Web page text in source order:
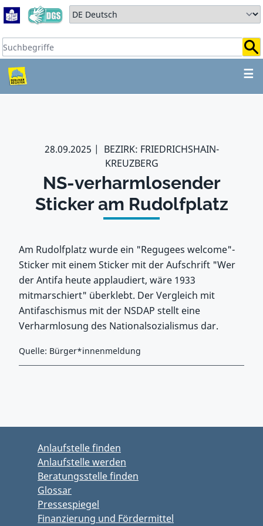
Zum Hauptbereich springen
Zum Hauptmenü springen
Sprache auswählen:
Suchbegriffe:
☰
ZUM HAUPTBEREICH
28.09.2025
BEZIRK: FRIEDRICHSHAIN-
KREUZBERG
NS-verharmlosender
Sticker am Rudolfplatz
Am Rudolfplatz wurde ein "Regugees welcome"-
Sticker mit einem Sticker mit der Aufschrift "Wer
der Antifa heute applaudiert, wäre 1933
mitmarschiert" überklebt. Der Vergleich mit
Antifaschismus mit der NSDAP stellt eine
Verharmlosung des Nationalsozialismus dar.
Quelle: Bürger*innenmeldung
Anlaufstelle finden
Anlaufstelle werden
Beratungsstelle finden
Glossar
Pressespiegel
Finanzierung und Fördermittel